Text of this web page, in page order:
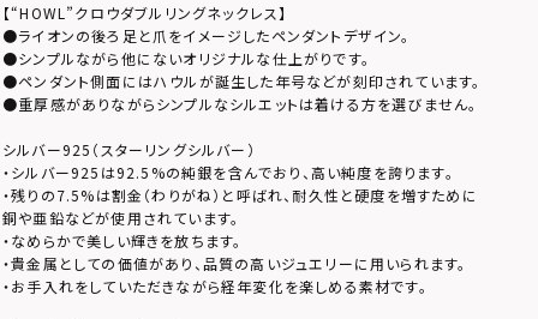
【“HOWL”クロウダブルリングネックレス】
●ライオンの後ろ足と爪をイメージしたペンダントデザイン。
●シンプルながら他にないオリジナルな仕上がりです。
●ペンダント側面にはハウルが誕生した年号などが刻印されています。
●重厚感がありながらシンプルなシルエットは着ける方を選びません。
シルバー925（スターリングシルバー）
・シルバー925は92.5%の純銀を含んでおり、高い純度を誇ります。
・残りの7.5%は割金（わりがね）と呼ばれ、耐久性と硬度を増すために
銅や亜鉛などが使用されています。
・なめらかで美しい輝きを放ちます。
・貴金属としての価値があり、品質の高いジュエリーに用いられます。
・お手入れをしていただきながら経年変化を楽しめる素材です。